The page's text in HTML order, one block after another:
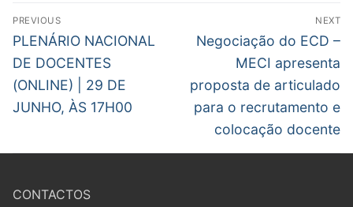
Navegação
de
artigos
PREVIOUS
Previous
post:
PLENÁRIO NACIONAL
DE DOCENTES
(ONLINE) | 29 DE
JUNHO, ÀS 17H00
NEXT
Next
Negociação do ECD –
MECI apresenta
proposta de articulado
para o recrutamento e
colocação docente
CONTACTOS